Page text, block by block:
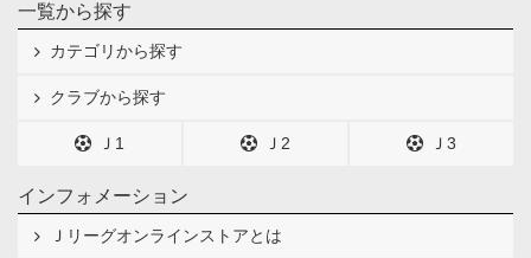
一覧から探す
カテゴリから探す
クラブから探す
Ｊ1 Ｊ2 Ｊ3
インフォメーション
Ｊリーグオンラインストアとは